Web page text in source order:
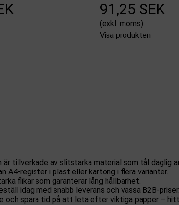
91,25 SEK
(exkl. moms)
Visa produkten
är tillverkade av slitstarka material som tål daglig
A4-register i plast eller kartong i flera varianter.
flikar som garanterar lång hållbarhet.
idag med snabb leverans och vassa B2B-priser.
och spara tid på att leta efter viktiga papper –